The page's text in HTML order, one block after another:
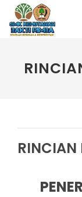
RINCIAN